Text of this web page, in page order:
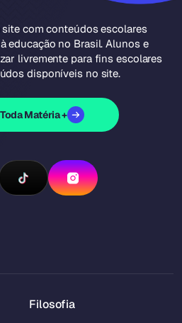
site com conteúdos escolares
educação no Brasil. Alunos e
livremente para fins escolares
disponíveis no site.
Matéria +
Filosofia